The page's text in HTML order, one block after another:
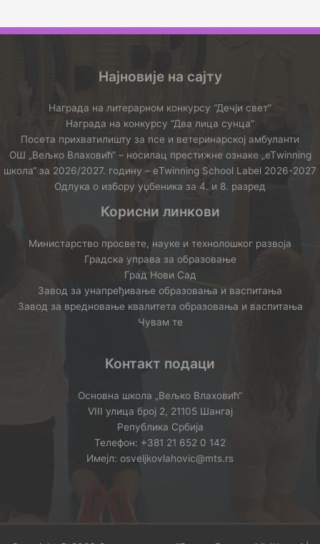
Најновије на сајту
Награда на литерарном конкурсу “Дечји свет”
Награда на конкурсу “Два лица сунца”
Посета прихватилишту за псе и ветеринарској амбуланти
ОШ „Вељко Влаховић“ – носилац престижне ознаке „еТwinning
школа“ за 2026/2027. годину – еTwinning School Label 2026-2027
Одлука о избору уџбеника за 4. и 8. разред
Корисни линкови
Министарство просвете, науке и технолошког развоја
Градска управа за образовање
Град Нови Сад
Завод за унапређивање образовања и васпитања
Завод за вредновање квалитета образовања и васпитања
Чувам те
Контакт подаци
Основна школа „Вељко Влаховић“
VIII улица број 2, 21105 Шангај
Република Србија
Телефон: +381 21 652 0 142
Имејл: osveljkovlahovic@mts.rs